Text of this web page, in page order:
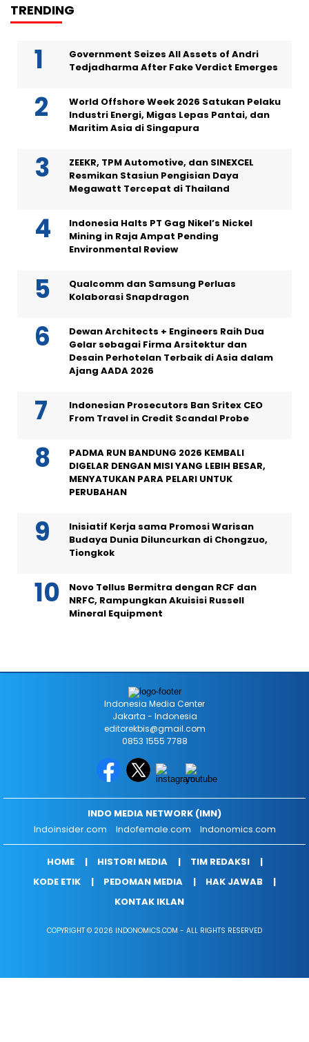
TRENDING
Government Seizes All Assets of Andri
Tedjadharma After Fake Verdict Emerges
World Offshore Week 2026 Satukan Pelaku
Industri Energi, Migas Lepas Pantai, dan
Maritim Asia di Singapura
ZEEKR, TPM Automotive, dan SINEXCEL
Resmikan Stasiun Pengisian Daya
Megawatt Tercepat di Thailand
Indonesia Halts PT Gag Nikel’s Nickel
Mining in Raja Ampat Pending
Environmental Review
Qualcomm dan Samsung Perluas
Kolaborasi Snapdragon
Dewan Architects + Engineers Raih Dua
Gelar sebagai Firma Arsitektur dan
Desain Perhotelan Terbaik di Asia dalam
Ajang AADA 2026
Indonesian Prosecutors Ban Sritex CEO
From Travel in Credit Scandal Probe
PADMA RUN BANDUNG 2026 KEMBALI
DIGELAR DENGAN MISI YANG LEBIH BESAR,
MENYATUKAN PARA PELARI UNTUK
PERUBAHAN
Inisiatif Kerja sama Promosi Warisan
Budaya Dunia Diluncurkan di Chongzuo,
Tiongkok
Novo Tellus Bermitra dengan RCF dan
NRFC, Rampungkan Akuisisi Russell
Mineral Equipment
Indonesia Media Center
Jakarta - Indonesia
editorekbis@gmail.com
0853 1555 7788
INDO MEDIA NETWORK (IMN)
Indoinsider.com
Indofemale.com Indonomics.com
HOME HISTORI MEDIA
TIM REDAKSI
KODE ETIK
PEDOMAN MEDIA
HAK JAWAB
KONTAK IKLAN
COPYRIGHT © 2026 INDONOMICS.COM - ALL RIGHTS RESERVED